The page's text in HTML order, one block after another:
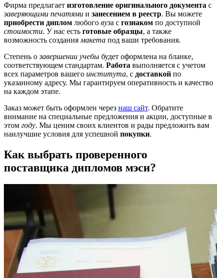
Фирма предлагает изготовление оригинального документа с
заверяющими печатями и занесением в реестр. Вы можете
приобрести диплом любого вуза с гознаком по доступной
стоимости. У нас есть готовые образцы, а также
возможность создания макета под ваши требования.
Степень озавершении учебы будет оформлена на бланке,
соответствующем стандартам. Работа выполняется с учетом
всех параметров вашего института, с доставкой по
указанному адресу. Мы гарантируем оперативность и качество
на каждом этапе.
Заказ может быть оформлен через наш сайт. Обратите
внимание на специальные предложения и акции, доступные в
этом году. Мы ценим своих клиентов и рады предложить вам
наилучшие условия для успешной покупки.
Как выбрать проверенного
поставщика дипломов мэси?